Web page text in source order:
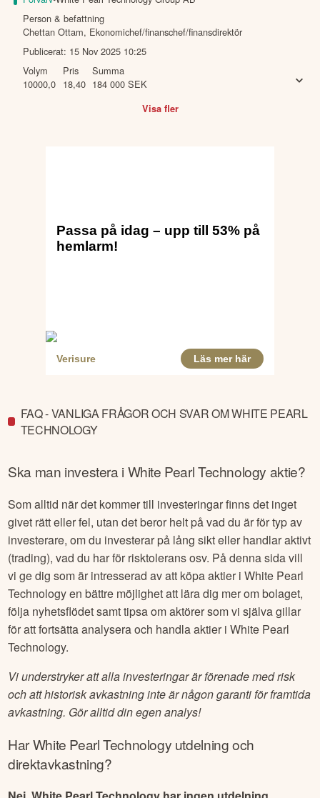
Person & befattning
Chettan Ottam, Ekonomichef/finanschef/finansdirektör
Publicerat: 15 Nov 2025 10:25
Volym
10000,0
Pris
18,40
Summa
184 000 SEK
Visa fler
FAQ - VANLIGA FRÅGOR OCH SVAR OM WHITE PEARL
TECHNOLOGY
Ska man investera iWhite Pearl Technology aktie?
Som alltid när det kommer till investeringar finns det inget
givet rätt eller fel, utan det beror helt på vad du är för typ av
investerare, om du investerar på lång sikt eller handlar aktivt
(trading), vad du har för risktolerans osv. På denna sida vill
vi ge dig som är intresserad av att köpa aktier iWhite Pearl
Technologyen bättre möjlighet att lära dig mer om bolaget,
följa nyhetsflödet samt tipsa om aktörer som vi själva gillar
för att fortsätta analysera och handla aktier iWhite Pearl
Technology.
Vi understryker att alla investeringar är förenade med risk
och att historisk avkastning inte är någon garanti för framtida
avkastning. Gör alltid din egen analys!
HarWhite Pearl Technology utdelning och
direktavkastning?